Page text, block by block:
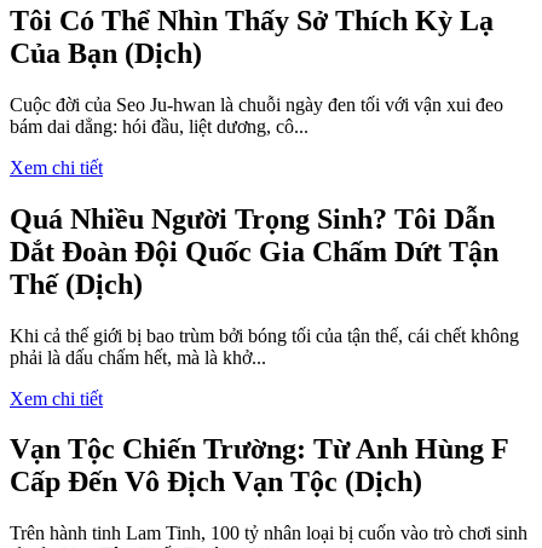
Tôi Có Thể Nhìn Thấy Sở Thích Kỳ Lạ
Của Bạn (Dịch)
Cuộc đời của Seo Ju-hwan là chuỗi ngày đen tối với vận xui đeo
bám dai dẳng: hói đầu, liệt dương, cô...
Xem chi tiết
Quá Nhiều Người Trọng Sinh? Tôi Dẫn
Dắt Đoàn Đội Quốc Gia Chấm Dứt Tận
Thế (Dịch)
Khi cả thế giới bị bao trùm bởi bóng tối của tận thế, cái chết không
phải là dấu chấm hết, mà là khở...
Xem chi tiết
Vạn Tộc Chiến Trường: Từ Anh Hùng F
Cấp Đến Vô Địch Vạn Tộc (Dịch)
Trên hành tinh Lam Tinh, 100 tỷ nhân loại bị cuốn vào trò chơi sinh